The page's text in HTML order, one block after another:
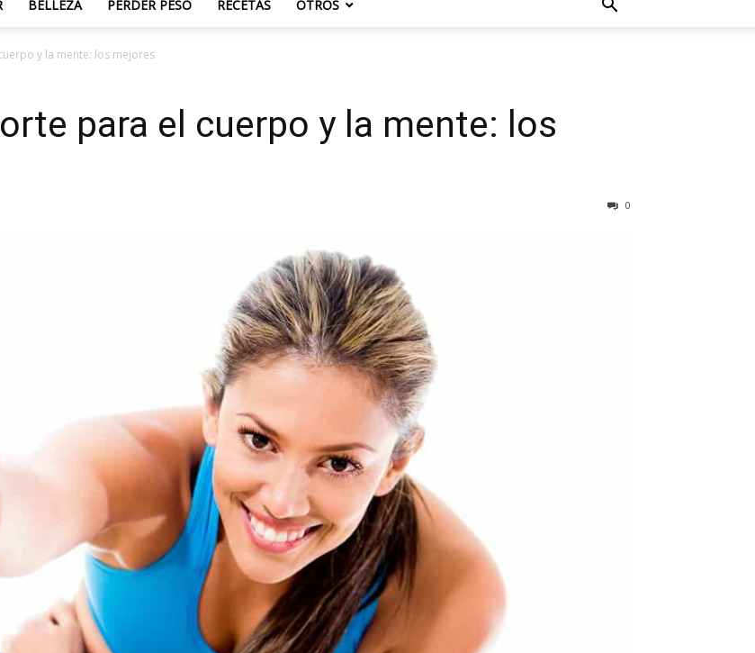
BELLEZA PERDER PESO RECETAS OTROS
y la mente: los mejores
para el cuerpo y la mente: los
0